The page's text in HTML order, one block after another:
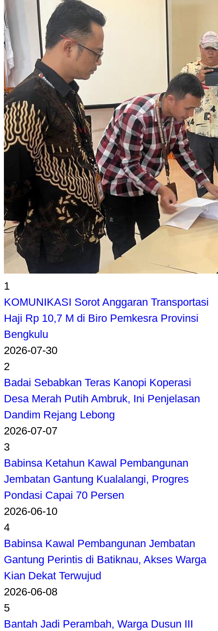
1
KOMUNIKASI Sorot Anggaran Transportasi
Haji Rp 10,7 M di Biro Pemkesra Provinsi
Bengkulu
2026-07-30
2
Badai Sebabkan Teras Kanopi Koperasi
Desa Merah Putih Ambruk, Ini Penjelasan
Dandim Rejang Lebong
2026-07-07
3
Babinsa Ketahun Kawal Pembangunan
Jembatan Gantung Kualalangi, Progres
Pondasi Capai 70 Persen
2026-06-10
4
Babinsa Kawal Pembangunan Jembatan
Gantung Perintis di Batiknau, Akses Warga
Kian Dekat Terwujud
2026-06-08
5
Bantah Jadi Perambah, Warga Dusun III